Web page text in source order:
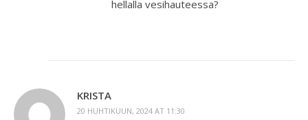
hellalla vesihauteessa?
KRISTA
20 HUHTIKUUN, 2024 AT 11:30